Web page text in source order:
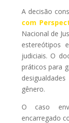
A decisão
com
Nacional de
estereótipos
judiciais. O
práticos para
gênero.
O caso
encarregado